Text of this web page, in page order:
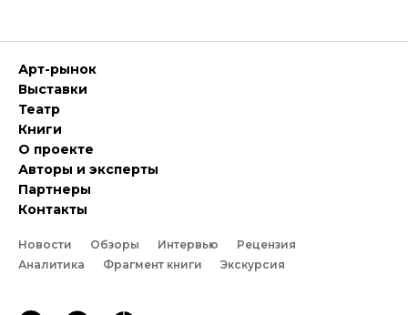
Арт-рынок
Выставки
Театр
Книги
О проекте
Авторы и эксперты
Партнеры
Контакты
Новости Обзоры Интервью
Рецензия
Аналитика
Фрагмент книги Экскурсия